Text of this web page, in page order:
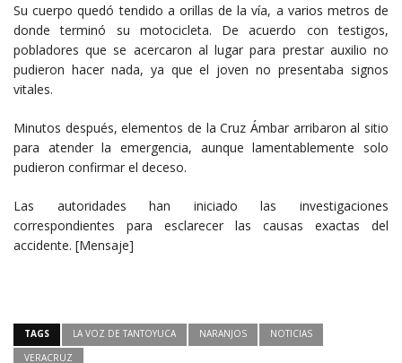
Su cuerpo quedó tendido a orillas de la vía, a varios metros de
donde terminó su motocicleta. De acuerdo con testigos,
pobladores que se acercaron al lugar para prestar auxilio no
pudieron hacer nada, ya que el joven no presentaba signos
vitales.
Minutos después, elementos de la Cruz Ámbar arribaron al sitio
para atender la emergencia, aunque lamentablemente solo
pudieron confirmar el deceso.
Las autoridades han iniciado las investigaciones
correspondientes para esclarecer las causas exactas del
accidente. [Mensaje]
TAGS LA VOZ DE TANTOYUCA NARANJOS
NOTICIAS
VERACRUZ